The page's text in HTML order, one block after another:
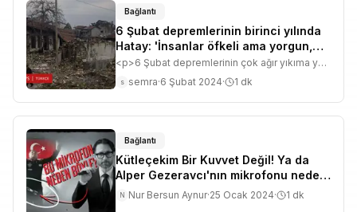
Bağlantı
6 Şubat depremlerinin birinci yılında
Hatay: 'İnsanlar öfkeli ama yorgun,
günü kurtarmaya çalışıyor
<p>6 Şubat depremlerinin çok ağır yıkıma yol
açtığı Hatay'da depremzedeler, bir yıl sonra
halen benzer sorunlarla mücadele ediyor.
Eğitim, sağlık ve en çok da barınma
konusunda büyük belirsizlik yaşadıklarını
depremin acı izlerini silmek için uğraşıyor.
Fundanur Öztürk ve Aylin Yazan'ın haberi.</p>
s semra·6 Şubat 2024· 1 dk
Bağlantı
Kütleçekim Bir Kuvvet Değil! Ya da
Alper Gezeravcı'nın mikrofonu neden
böyle?
N Nur Bersun Aynur·25 Ocak 2024· 1 dk